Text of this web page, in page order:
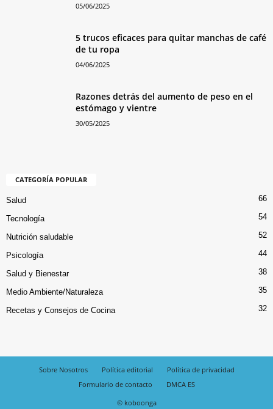
05/06/2025
5 trucos eficaces para quitar manchas de café
de tu ropa
04/06/2025
Razones detrás del aumento de peso en el
estómago y vientre
30/05/2025
CATEGORÍA POPULAR
Salud 66
Tecnología 54
Nutrición saludable 52
Psicología 44
Salud y Bienestar 38
Medio Ambiente/Naturaleza 35
Recetas y Consejos de Cocina 32
Sobre Nosotros Política editorial
Política de privacidad
Formulario de contacto
DMCA ES
© koboonga